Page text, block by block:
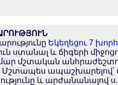
Եկեղեցու 7
ստանալ և ճիգերի
մշտական
Մշտապես ապաշխարելով՝
և արժանանալով ս.